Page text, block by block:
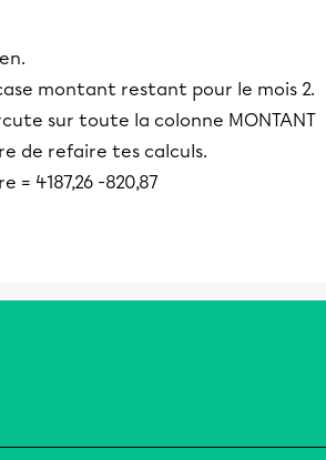
montant restant pour le mois 2.
sur toute la colonne MONTANT
de refaire tes calculs.
4187,26 -820,87